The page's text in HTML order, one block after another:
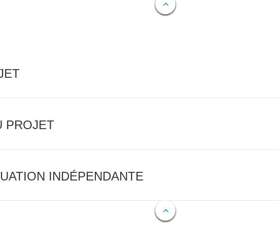
PROJET
INDÉPENDANTE